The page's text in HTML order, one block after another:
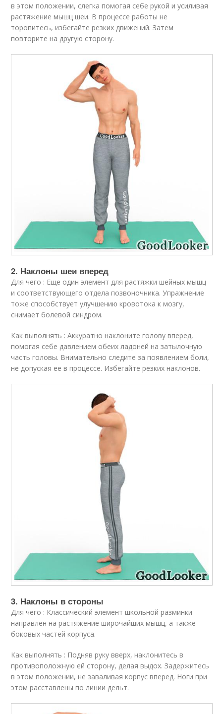
в этом положении, слегка помогая себе рукой и усиливая
растяжение мышц шеи. В процессе работы не
торопитесь, избегайте резких движений. Затем
повторите на другую сторону.
2. Наклоны шеи вперед
Для чего : Еще один элемент для растяжки шейных мышц
и соответствующего отдела позвоночника. Упражнение
тоже способствует улучшению кровотока к мозгу,
снимает болевой синдром.
Как выполнять : Аккуратно наклоните голову вперед,
помогая себе давлением обеих ладоней на затылочную
часть головы. Внимательно следите за появлением боли,
не допуская ее в процессе. Избегайте резких наклонов.
3. Наклоны в стороны
Для чего : Классический элемент школьной разминки
направлен на растяжение широчайших мышц, а также
боковых частей корпуса.
Как выполнять : Подняв руку вверх, наклонитесь в
противоположную ей сторону, делая выдох. Задержитесь
в этом положении, не заваливая корпус вперед. Ноги при
этом расставлены по линии дельт.